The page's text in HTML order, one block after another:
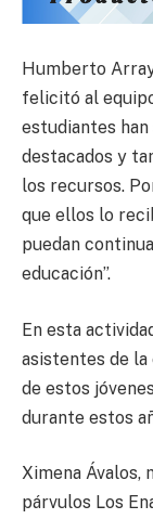
Humberto
felicitó al
estudiantes han
destacados y
los recursos.
que ellos lo
puedan
educación”.
En esta
asistentes de la
de estos
durante estos
Ximena Ávalos,
párvulos Los